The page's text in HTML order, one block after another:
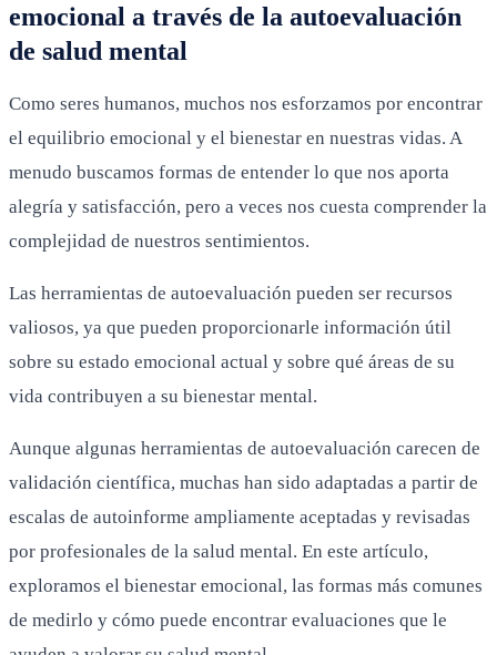
emocional a través de la autoevaluación
de salud mental
Como seres humanos, muchos nos esforzamos por encontrar
el equilibrio emocional y el bienestar en nuestras vidas. A
menudo buscamos formas de entender lo que nos aporta
alegría y satisfacción, pero a veces nos cuesta comprender la
complejidad de nuestros sentimientos.
Las herramientas de autoevaluación pueden ser recursos
valiosos, ya que pueden proporcionarle información útil
sobre su estado emocional actual y sobre qué áreas de su
vida contribuyen a su bienestar mental.
Aunque algunas herramientas de autoevaluación carecen de
validación científica, muchas han sido adaptadas a partir de
escalas de autoinforme ampliamente aceptadas y revisadas
por profesionales de la salud mental. En este artículo,
exploramos el bienestar emocional, las formas más comunes
de medirlo y cómo puede encontrar evaluaciones que le